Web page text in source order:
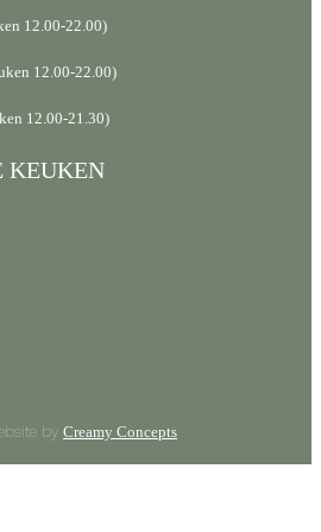
12.00-22.00)
12.00-22.00)
12.00-21.30)
KEUKEN
by Creamy Concepts